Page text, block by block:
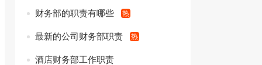
财务部的职责有哪些
最新的公司财务部职责
酒店财务部工作职责